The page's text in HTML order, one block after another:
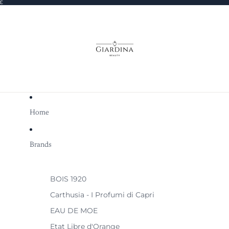
Home
Brands
BOIS 1920
Carthusia - I Profumi di Capri
EAU DE MOE
Etat Libre d'Orange